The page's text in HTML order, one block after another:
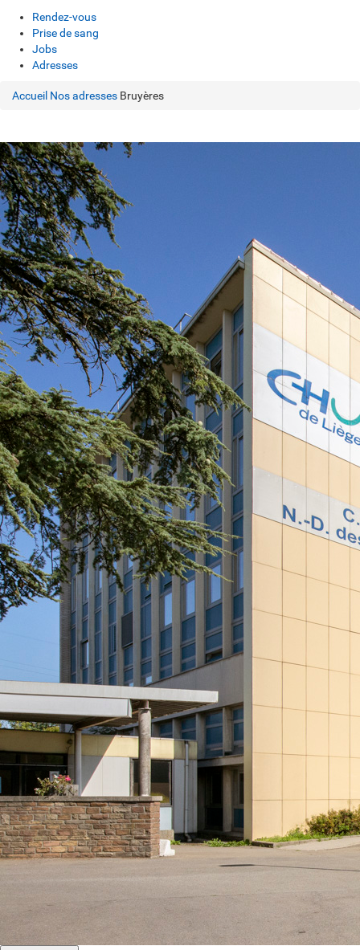
Rendez-vous
Prise de sang
Jobs
Adresses
Accueil Nos adresses Bruyères